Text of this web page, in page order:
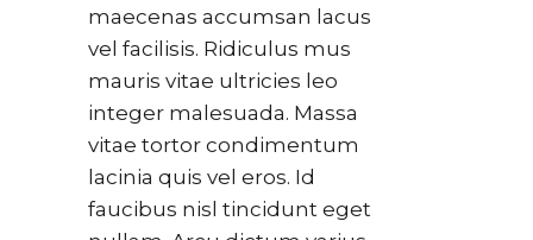
maecenas accumsan lacus
vel facilisis. Ridiculus mus
mauris vitae ultricies leo
integer malesuada. Massa
vitae tortor condimentum
lacinia quis vel eros. Id
faucibus nisl tincidunt eget